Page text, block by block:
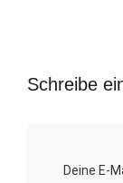
Schreibe
Deine E-